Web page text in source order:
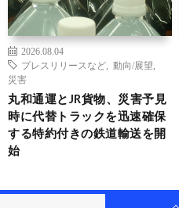
2026.08.04
プレスリリースなど
動向/展望
災害
丸和通運とJR貨物、災害予見
時に代替トラックを迅速確保
する特約付きの鉄道輸送を開
始